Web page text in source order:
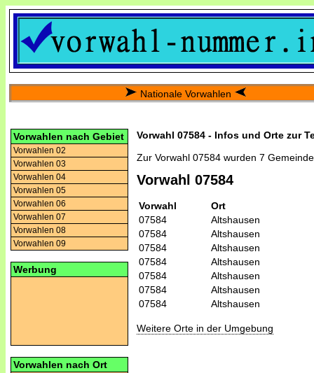
Nationale Vorwahlen
Vorwahlen nach Gebiet
Vorwahlen 02
Vorwahlen 03
Vorwahlen 04
Vorwahlen 05
Vorwahlen 06
Vorwahlen 07
Vorwahlen 08
Vorwahlen 09
Werbung
Vorwahlen nach Ort
Vorwahl 07584 - Infos und Orte zur
Zur Vorwahl 07584 wurden 7
Vorwahl 07584
Vorwahl
Ort
07584
Altshausen
07584
Altshausen
07584
Altshausen
07584
Altshausen
07584
Altshausen
07584
Altshausen
07584
Altshausen
Weitere Orte in der Umgebung